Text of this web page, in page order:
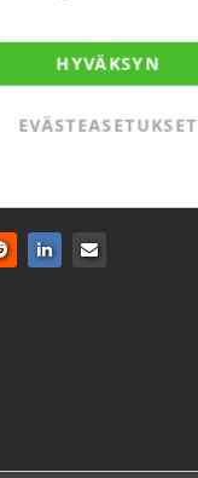
HYVÄKSYN
EVÄSTEASETUKSET
ostoskoriin